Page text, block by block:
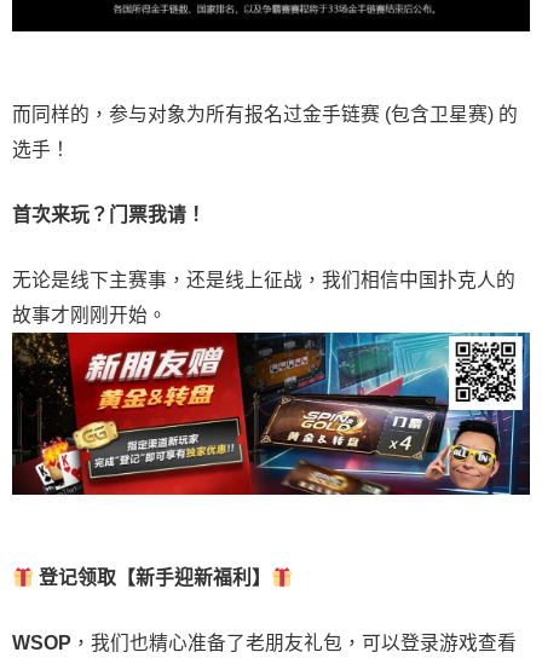
而同样的，参与对象为所有报名过金手链赛 (包含卫星赛) 的
选手！
首次来玩？门票我请！
无论是线下主赛事，还是线上征战，我们相信中国扑克人的
故事才刚刚开始。
登记领取【新手迎新福利】
WSOP ，我们也精心准备了老朋友礼包，可以登录游戏查看